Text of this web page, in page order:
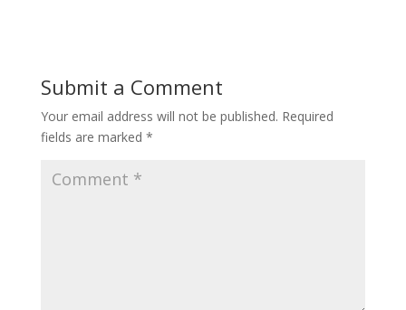
Submit a Comment
Your email address will not be published. Required
fields are marked *